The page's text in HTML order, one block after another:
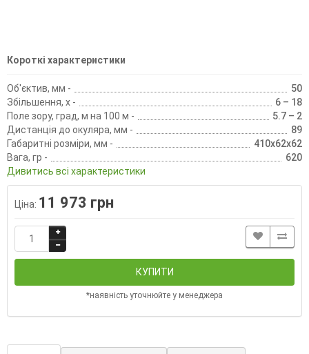
Короткі характеристики
Об'єктив, мм -
50
Збільшення, х -
6 – 18
Поле зору, град, м на 100 м -
5.7 – 2
Дистанція до окуляра, мм -
89
Габаритні розміри, мм -
410x62x62
Вага, гр -
620
Дивитись всі характеристики
Ціна: 11 973 грн
КУПИТИ
*наявність уточнюйте у менеджера